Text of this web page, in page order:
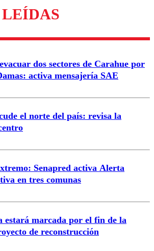
Enviar comentario
dos sectores de Carahue por
activa mensajería SAE
el norte del país: revisa la
Senapred activa Alerta
en tres comunas
estará marcada por el fin de la
de reconstrucción